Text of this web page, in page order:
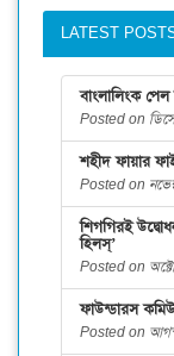
LATEST
বাংলালিংক
Posted on
শহীদ ফায়ার
Posted on
শিগগিরই
হিলস্’
Posted on
ফাউন্ডারস
Posted on